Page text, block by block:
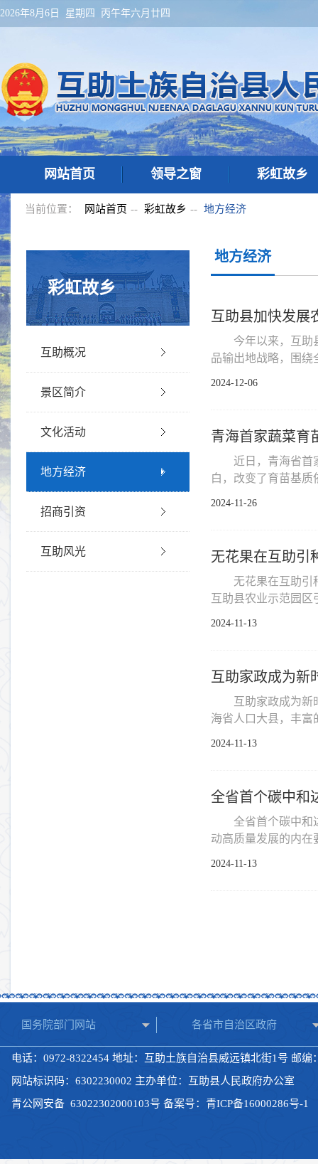
2026年8月6日 星期四 丙午年六月廿四
网站首页 领导之窗 彩虹故乡
当前位置： 网站首页 -- 彩虹故乡 -- 地方经济
彩虹故乡
互助概况
景区简介
文化活动
地方经济
招商引资
互助风光
地方经济
互助县加快发展
今年以来，互助
品输出地战略，围绕
2024-12-06
青海首家蔬菜育
近日，青海省首
白，改变了育苗基质
2024-11-26
无花果在互助引
无花果在互助引
互助县农业示范园
2024-11-13
互助家政成为新
互助家政成为
海省人口大县，丰富
2024-11-13
全省首个碳中和
全省首个碳中和
动高质量发展的内在
2024-11-13
国务院部门网站 各省市自治区政府
电话：0972-8322454 地址：互助土族自治县威远镇北街1号 邮编
网站标识码：6302230002 主办单位：互助县人民政府办公室
青公网安备 63022302000103号 备案号： 青ICP备16000286号-1